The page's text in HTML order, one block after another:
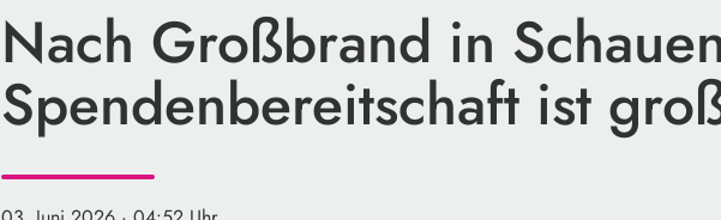
Nach Großbrand in
Spendenbereitschaft ist